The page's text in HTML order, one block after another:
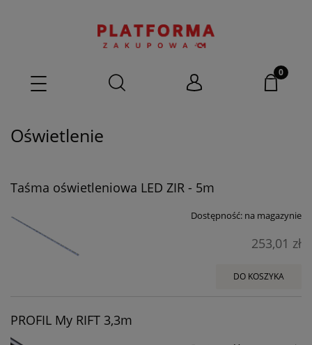
Oświetlenie
Taśma oświetleniowa LED ZIR - 5m
Dostępność: na magazynie
253,01 zł
DO KOSZYKA
PROFIL My RIFT 3,3m